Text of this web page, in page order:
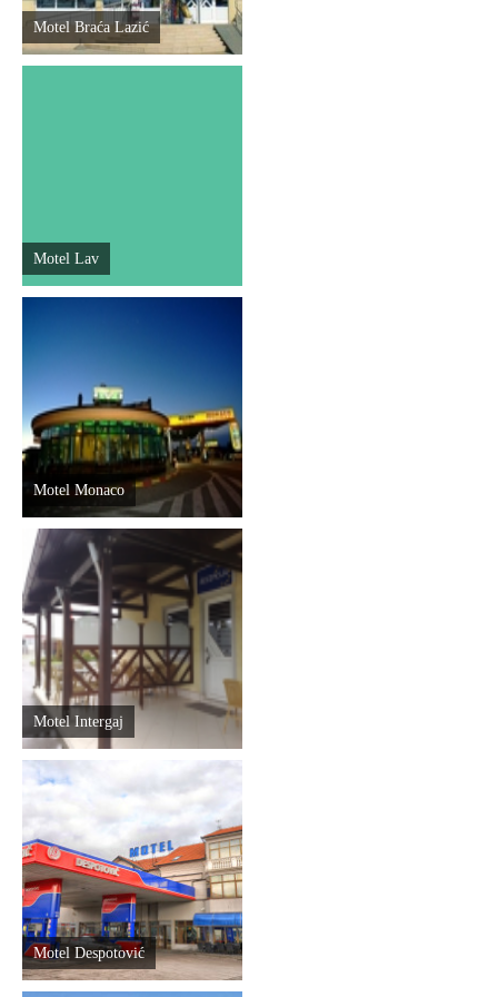
Motel Braća Lazić
Motel Lav
Motel Monaco
Motel Intergaj
Motel Despotović